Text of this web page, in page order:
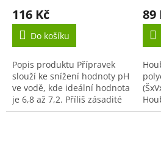
116 Kč
Do košíku
Popis produktu Přípravek
slouží ke snížení hodnoty pH
ve vodě, kde ideální hodnota
je 6,8 až 7,2. Příliš zásadité
pH (vyšší než 7,2) totiž vede
89